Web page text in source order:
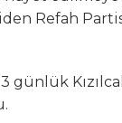
Refah